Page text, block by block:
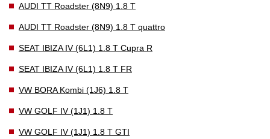
AUDI TT Roadster (8N9) 1.8 T
AUDI TT Roadster (8N9) 1.8 T quattro
SEAT IBIZA IV (6L1) 1.8 T Cupra R
SEAT IBIZA IV (6L1) 1.8 T FR
VW BORA Kombi (1J6) 1.8 T
VW GOLF IV (1J1) 1.8 T
VW GOLF IV (1J1) 1.8 T GTI